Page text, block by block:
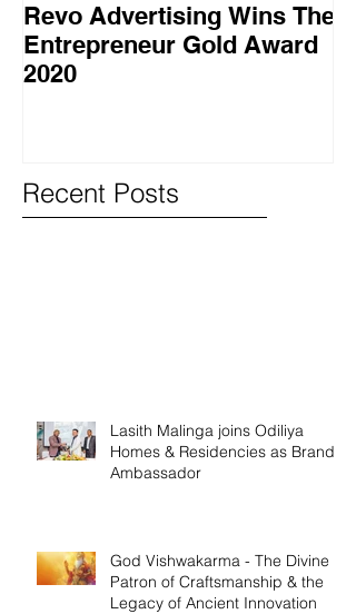
Revo Advertising Wins The
Entrepreneur Gold Award
2020
Recent Posts
Lasith Malinga joins Odiliya
Homes & Residencies as Brand
Ambassador
God Vishwakarma - The Divine
Patron of Craftsmanship & the
Legacy of Ancient Innovation